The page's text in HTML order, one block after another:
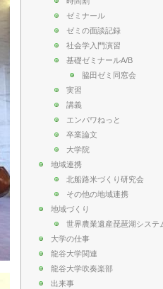
ゼミナール
ゼミの面談記録
社会学入門演習
基礎ゼミナールA/B
脇田ゼミ同窓会
実習
講義
エンパワねっと
卒業論文
大学院
地域連携
北船路米づくり研究会
その他の地域連携
地域づくり
世界農業遺産琵琶湖システ
大学の仕事
龍谷大学関連
龍谷大学吹奏楽部
出来事